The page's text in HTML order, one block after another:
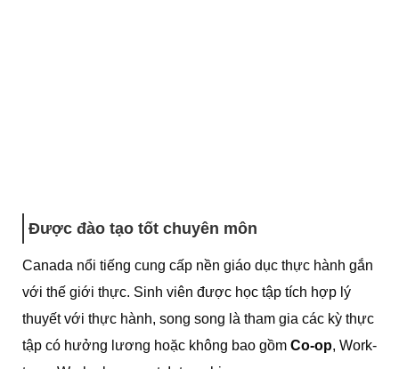
Được đào tạo tốt chuyên môn
Canada nổi tiếng cung cấp nền giáo dục thực hành gắn
với thế giới thực. Sinh viên được học tập tích hợp lý
thuyết với thực hành, song song là tham gia các kỳ thực
tập có hưởng lương hoặc không bao gồm Co-op, Work-